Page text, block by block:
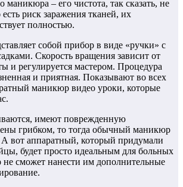
маникюра – его чистота, так сказать, не
риск заражения тканей, их
полностью.
собой прибор в виде «ручки» с
Скорость вращения зависит от
и регулируется мастером. Процедура
и приятная. Показывают во всех
маникюр видео уроки, которые
имеют поврежденную
грибком, то тогда обычный маникюр
А вот аппаратный, который придумали
будет просто идеальным для больных
не сможет нанести им дополнительные